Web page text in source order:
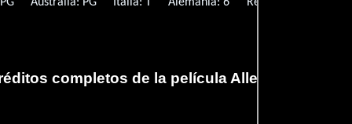
completos de la película Allegro non